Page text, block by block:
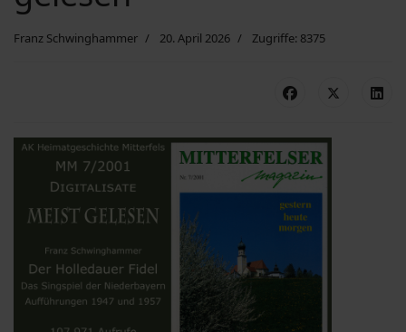
Franz Schwinghammer 20. April 2026 Zugriffe: 8375